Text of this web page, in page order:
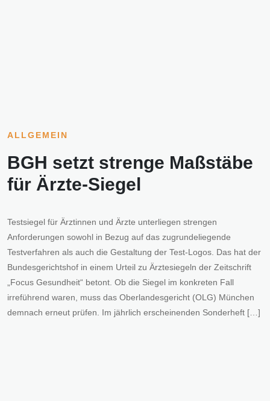
ALLGEMEIN
BGH setzt strenge Maßstäbe
für Ärzte-Siegel
Testsiegel für Ärztinnen und Ärzte unterliegen strengen
Anforderungen sowohl in Bezug auf das zugrundeliegende
Testverfahren als auch die Gestaltung der Test-Logos. Das hat der
Bundesgerichtshof in einem Urteil zu Ärztesiegeln der Zeitschrift
„Focus Gesundheit“ betont. Ob die Siegel im konkreten Fall
irreführend waren, muss das Oberlandesgericht (OLG) München
demnach erneut prüfen. Im jährlich erscheinenden Sonderheft […]